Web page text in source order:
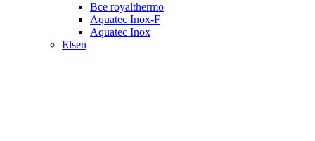
Все royalthermo
Aquatec Inox-F
Aquatec Inox
Elsen